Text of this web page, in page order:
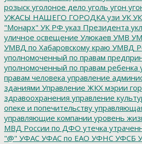
розыск уголоное дело уголь угон
УЖАСЫ НАШЕГО ГОРОДКА узи УК
"Монарх" УК РФ указ Президента
уличное освещение Улюкаев УМВ
УМВД по Хабаровскому краю УМВД
уполномоченный по правам
уполномоченный по правам ребенка
правам человека управление
зданиями Управление ЖКХ мэрии
здравоохранения управление
опеке и попечительству
управляющие компании уровень
МВД России по ДФО утечка
"@" УФАС УФАС по ЕАО УФНС УФСБ